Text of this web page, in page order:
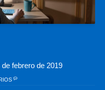
febrero de 2019